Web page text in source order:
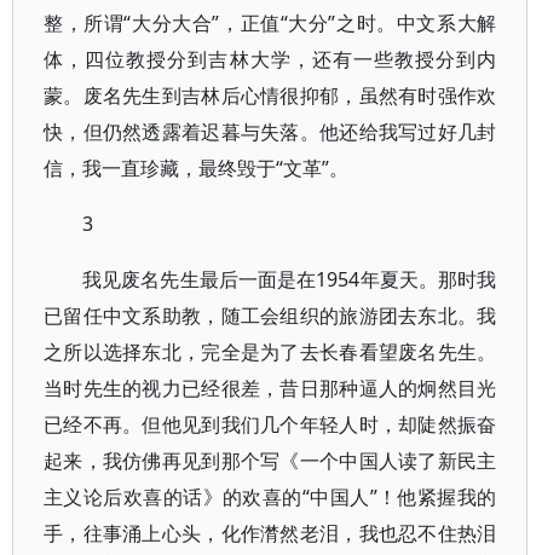
整，所谓“大分大合”，正值“大分”之时。中文系大解
体，四位教授分到吉林大学，还有一些教授分到内
蒙。废名先生到吉林后心情很抑郁，虽然有时强作欢
快，但仍然透露着迟暮与失落。他还给我写过好几封
信，我一直珍藏，最终毁于“文革”。
3
我见废名先生最后一面是在1954年夏天。那时我
已留任中文系助教，随工会组织的旅游团去东北。我
之所以选择东北，完全是为了去长春看望废名先生。
当时先生的视力已经很差，昔日那种逼人的炯然目光
已经不再。但他见到我们几个年轻人时，却陡然振奋
起来，我仿佛再见到那个写《一个中国人读了新民主
主义论后欢喜的话》的欢喜的“中国人”！他紧握我的
手，往事涌上心头，化作潸然老泪，我也忍不住热泪